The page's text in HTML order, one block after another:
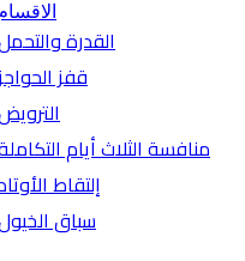
القدرة
قفز
منافسة الثلاث أيام
إلتقاط
سباق